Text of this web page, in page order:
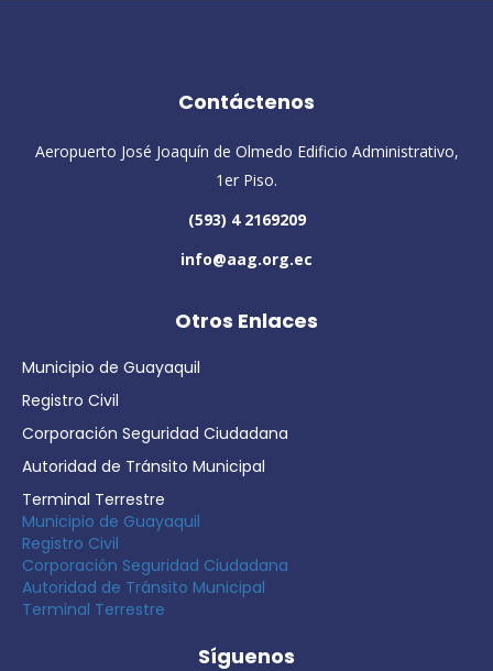
Contáctenos
Aeropuerto José Joaquín de Olmedo Edificio Administrativo,
1er Piso.
(593) 4 2169209
info@aag.org.ec
Otros Enlaces
Municipio de Guayaquil
Registro Civil
Corporación Seguridad Ciudadana
Autoridad de Tránsito Municipal
Terminal Terrestre
Municipio de Guayaquil
Registro Civil
Corporación Seguridad Ciudadana
Autoridad de Tránsito Municipal
Terminal Terrestre
Síguenos